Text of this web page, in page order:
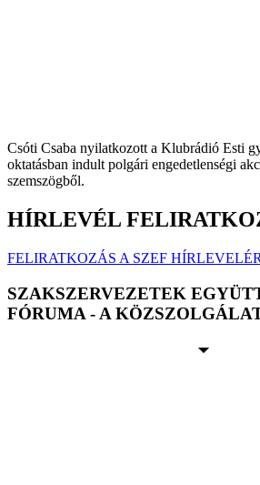
Csóti Csaba nyilatkozott a Klubrádió Esti
oktatásban indult polgári engedetlenségi
szemszögből.
HÍRLEVÉL
FELIRATKOZÁS A SZEF
SZAKSZERVEZETEK
FÓRUMA - A